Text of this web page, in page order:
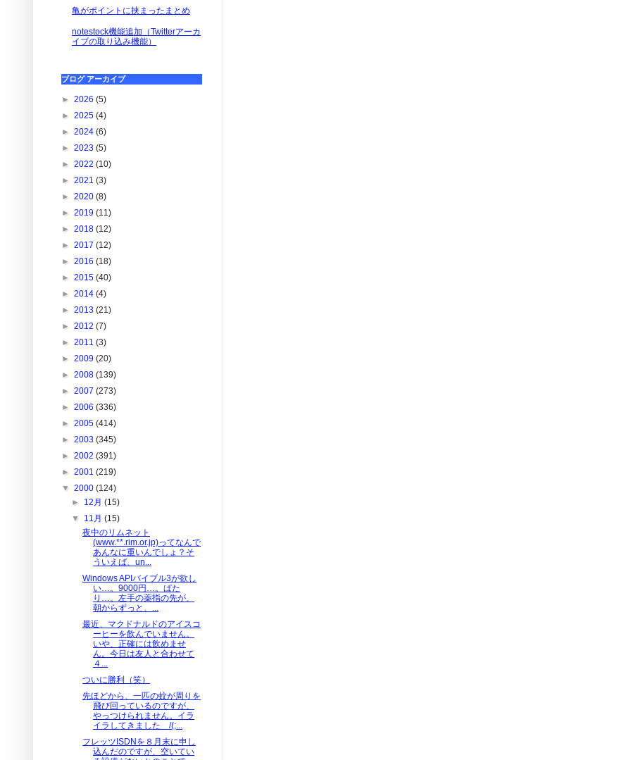
亀がポイントに挟まったまとめ
notestock機能追加（Twitterアーカ
イブの取り込み機能）
ブログ アーカイブ
► 2026 (5)
► 2025 (4)
► 2024 (6)
► 2023 (5)
► 2022 (10)
► 2021 (3)
► 2020 (8)
► 2019 (11)
► 2018 (12)
► 2017 (12)
► 2016 (18)
► 2015 (40)
► 2014 (4)
► 2013 (21)
► 2012 (7)
► 2011 (3)
► 2009 (20)
► 2008 (139)
► 2007 (273)
► 2006 (336)
► 2005 (414)
► 2003 (345)
► 2002 (391)
► 2001 (219)
▼ 2000 (124)
► 12月(15)
▼ 11月(15)
夜中のリムネット
(www.**.rim.or.jp)ってなんで
あんなに重いんでしょ？そ
ういえば、un...
Windows APIバイブル3が欲し
い…。9000円…。ぱた
り…。左手の薬指の先が、
朝からずっと、...
最近、マクドナルドのアイスコ
ーヒーを飲んでいません。
いや、正確には飲めませ
ん。今日は友人と合わせて
４...
ついに勝利（笑）
先ほどから、一匹の蚊が周りを
飛び回っているのですが、
やっつけられません。イラ
イラしてきました /(;...
フレッツISDNを８月末に申し
込んだのですが、空いてい